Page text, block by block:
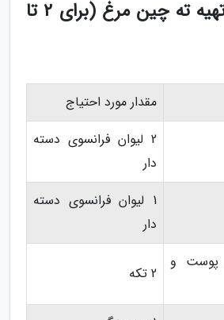
مواد لازم برای تهیه ته چین مرغ (برای 2 تا
مقدار مورد احتیاج
2 لیوان فرانسوی دسته
دار
1 لیوان فرانسوی دسته
دار
پوست و
2 تکه